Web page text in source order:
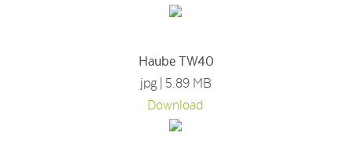
Haube TW40
jpg | 5.89 MB
Download